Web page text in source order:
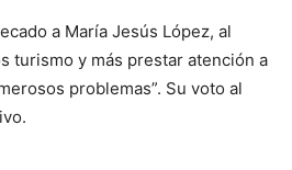
a María Jesús López, al
turismo y más prestar atención a
problemas”. Su voto al